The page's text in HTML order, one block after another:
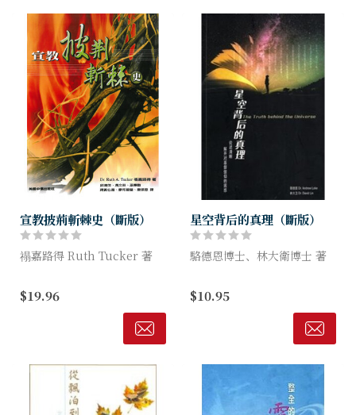
宣教披荊斬棘史（斷版）
禢嘉路得 Ruth Tucker 著
的真實故事。故事中的人物，
個個有血有肉、軟弱平凡、失
敗掙扎，有如你我。然而，他
$19.96
星空背后的真理（斷版）
駱德恩博士、林大衛博士 著
問：科學是否一切問題的答
案？到底有沒有神？若有神，
祂是位怎樣的神？祂是否介入
人類歷史？為何有那麼多苦...
$10.95